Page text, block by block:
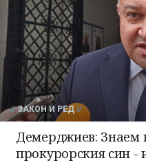
ЗАКОН И РЕД
Демерджиев: Знаем
прокурорския син -